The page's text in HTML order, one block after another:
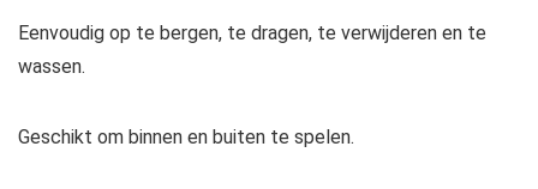
Eenvoudig op te bergen, te dragen, te verwijderen en te
wassen.
Geschikt om binnen en buiten te spelen.